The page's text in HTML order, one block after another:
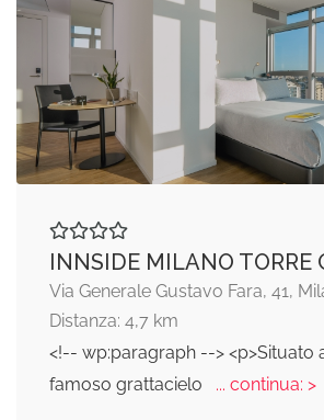
INNSIDE MILANO TORRE
Via Generale Gustavo Fara, 41,
Distanza: 4,7 km
<!-- wp:paragraph --> <p>Situato
famoso grattacielo
... continua: >